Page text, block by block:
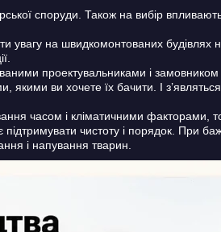
споруди. Також на вибір
увагу на швидкомонтованих будівлях
проектувальниками і
ви хочете їх бачити. І
часом і кліматичними факторами,
чистоту і порядок. При
і напування тварин.